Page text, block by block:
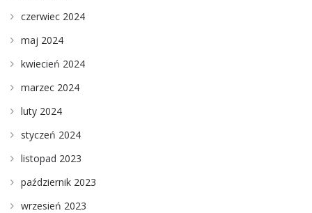
czerwiec 2024
maj 2024
kwiecień 2024
marzec 2024
luty 2024
styczeń 2024
listopad 2023
październik 2023
wrzesień 2023